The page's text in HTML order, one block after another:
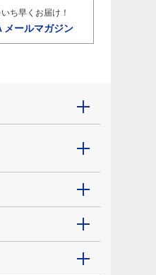
ち早くお届け！
メールマガジン